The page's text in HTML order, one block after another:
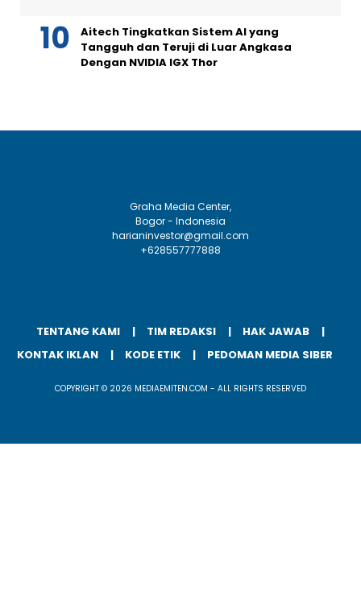
Aitech Tingkatkan Sistem AI yang
Tangguh dan Teruji di Luar Angkasa
Dengan NVIDIA IGX Thor
Graha Media Center,
Bogor - Indonesia
harianinvestor@gmail.com
+628557777888
TENTANG KAMI TIM REDAKSI
HAK JAWAB
KONTAK IKLAN
KODE ETIK PEDOMAN MEDIA SIBER
COPYRIGHT © 2026 MEDIAEMITEN.COM - ALL RIGHTS RESERVED